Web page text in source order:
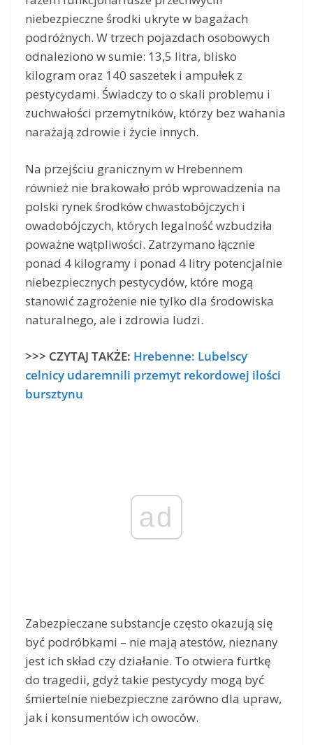
niebezpieczne środki ukryte w bagażach
podróżnych. W trzech pojazdach osobowych
odnaleziono w sumie: 13,5 litra, blisko
kilogram oraz 140 saszetek i ampułek z
pestycydami. Świadczy to o skali problemu i
zuchwałości przemytników, którzy bez wahania
narażają zdrowie i życie innych.
Na przejściu granicznym w Hrebennem
również nie brakowało prób wprowadzenia na
polski rynek środków chwastobójczych i
owadobójczych, których legalność wzbudziła
poważne wątpliwości. Zatrzymano łącznie
ponad 4 kilogramy i ponad 4 litry potencjalnie
niebezpiecznych pestycydów, które mogą
stanowić zagrożenie nie tylko dla środowiska
naturalnego, ale i zdrowia ludzi.
>>> CZYTAJ TAKŻE: Hrebenne: Lubelscy
celnicy udaremnili przemyt rekordowej ilości
bursztynu
ad
Zabezpieczane substancje często okazują się
być podróbkami – nie mają atestów, nieznany
jest ich skład czy działanie. To otwiera furtkę
do tragedii, gdyż takie pestycydy mogą być
śmiertelnie niebezpieczne zarówno dla upraw,
jak i konsumentów ich owoców.